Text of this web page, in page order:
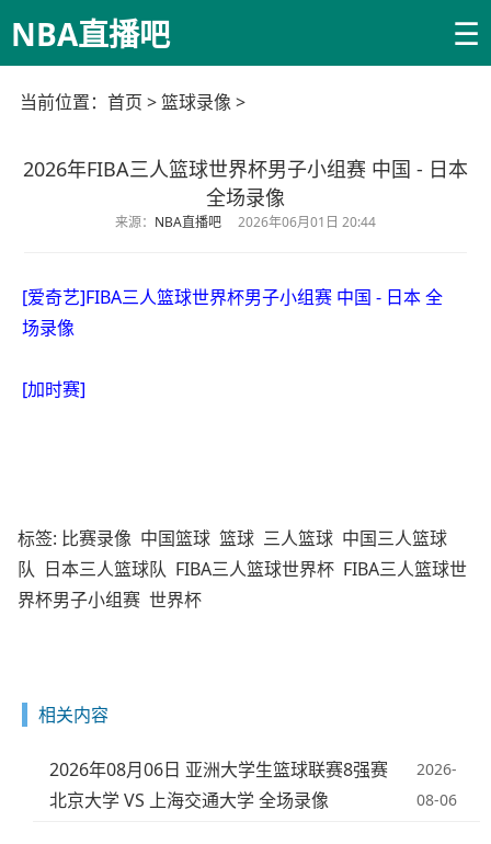
NBA直播吧 ☰
当前位置： 首页 >篮球录像 >
2026年FIBA三人篮球世界杯男子小组赛 中国 - 日本
全场录像
来源： NBA直播吧 2026年06月01日 20:44
[爱奇艺]FIBA三人篮球世界杯男子小组赛 中国 - 日本 全
场录像
[加时赛]
标签: 比赛录像 中国篮球 篮球 三人篮球 中国三人篮球
队 日本三人篮球队 FIBA三人篮球世界杯 FIBA三人篮球世
界杯男子小组赛 世界杯
相关内容
2026年08月06日 亚洲大学生篮球联赛8强赛
北京大学 VS 上海交通大学 全场录像
2026-
08-06